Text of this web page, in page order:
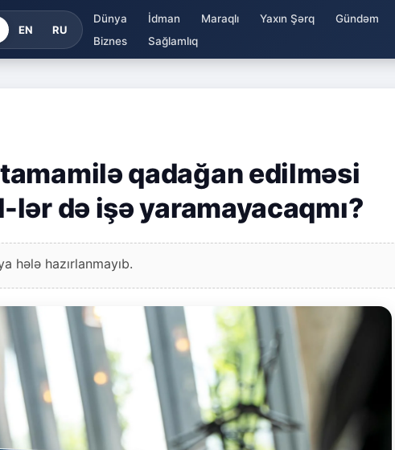
EN RU
Dünya İdman Maraqlı Yaxın Şərq Gündəm
Biznes
Sağlamlıq
qadağan edilməsi
də işə yaramayacaqmı?
hələ hazırlanmayıb.